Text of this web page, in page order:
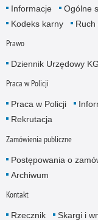
Informacje Ogólne
Kodeks karny
Ruch
Prawo
Dziennik Urzędowy
Praca w Policji
Praca w Policji
Rekrutacja
Zamówienia publiczne
Postępowania o
Archiwum
Kontakt
Rzecznik Skargi i